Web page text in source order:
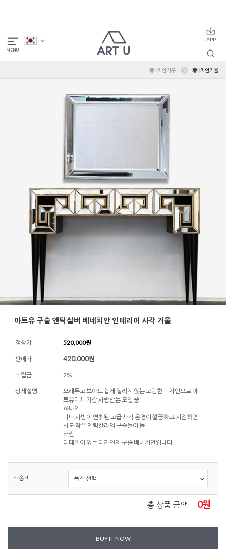
베네치안가구 베네치안거울
아트유 구슬 엔틱실버 베네치안 인테리어 사각 거울
정상가 520,000원
판매가 420,000원
적립금 2%
상세설명
오래두고 보아도 쉽게 질리지 않는 모던한 디자인으로 아
트유에서 가장 사랑받는 모델 중
하나입
니다 사방이 면취된 고급 사각 은경이 깔끔하고 시원하면
서도 작은 엔틱칼라의 구슬들이 둘
러싼
디테일이 있는 디자인의 구슬 베네치안입니다
배송비
총 상품 금액 0원
BUY IT NOW